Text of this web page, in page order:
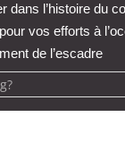
dans l’histoire du
vos efforts à
de l’escadre